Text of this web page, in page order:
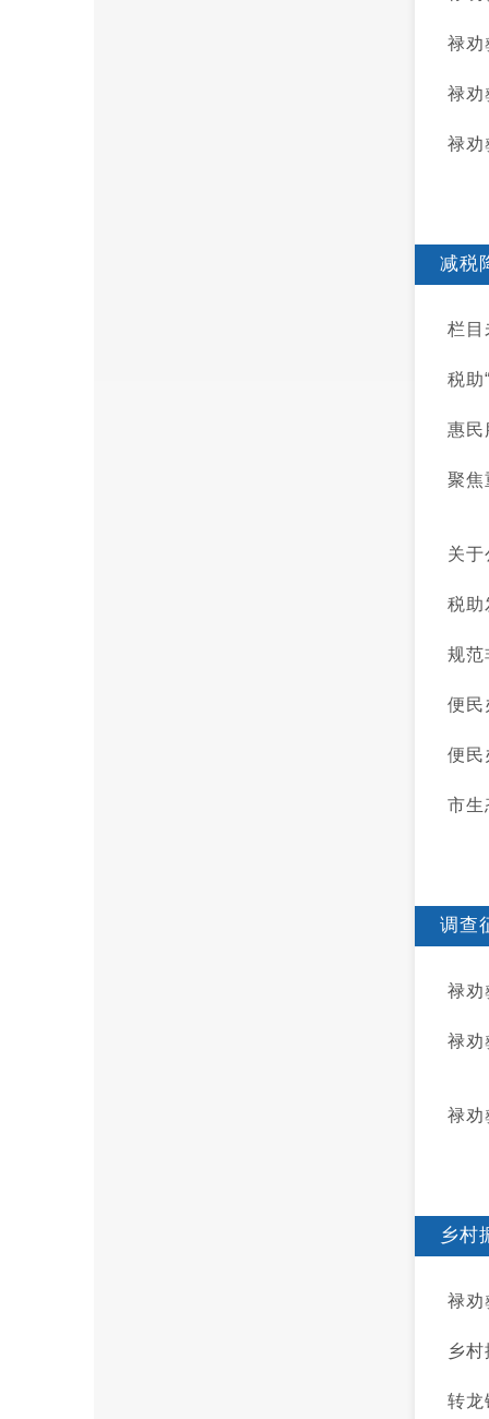
禄劝
禄劝
禄劝
减税
栏目
税助
惠
聚
关
税助
规范
便民
便民
市生
调查
禄劝
禄劝
禄劝
乡村
禄劝
乡
转龙